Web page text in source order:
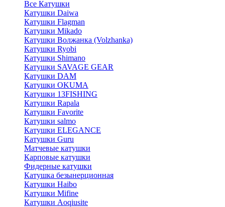
Все Катушки
Катушки Daiwa
Катушки Flagman
Катушки Mikado
Катушки Волжанка (Volzhanka)
Катушки Ryobi
Катушки Shimano
Катушки SAVAGE GEAR
Катушки DAM
Катушки OKUMA
Катушки 13FISHING
Катушки Rapala
Катушки Favorite
Катушки salmo
Катушки ELEGANCE
Катушки Guru
Матчевые катушки
Карповые катушки
Фидерные катушки
Катушка безынерционная
Катушки Haibo
Катушки Mifine
Катушки Aoqiusite